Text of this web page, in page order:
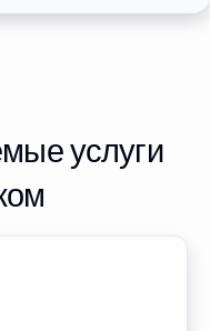
услуги